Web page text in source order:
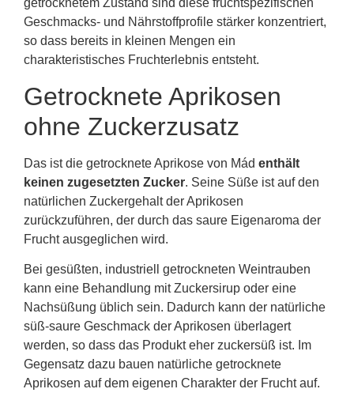
getrocknetem Zustand sind diese fruchtspezifischen
Geschmacks- und Nährstoffprofile stärker konzentriert,
so dass bereits in kleinen Mengen ein
charakteristisches Fruchterlebnis entsteht.
Getrocknete Aprikosen
ohne Zuckerzusatz
Das ist die getrocknete Aprikose von Mád enthält
keinen zugesetzten Zucker. Seine Süße ist auf den
natürlichen Zuckergehalt der Aprikosen
zurückzuführen, der durch das saure Eigenaroma der
Frucht ausgeglichen wird.
Bei gesüßten, industriell getrockneten Weintrauben
kann eine Behandlung mit Zuckersirup oder eine
Nachsüßung üblich sein. Dadurch kann der natürliche
süß-saure Geschmack der Aprikosen überlagert
werden, so dass das Produkt eher zuckersüß ist. Im
Gegensatz dazu bauen natürliche getrocknete
Aprikosen auf dem eigenen Charakter der Frucht auf.